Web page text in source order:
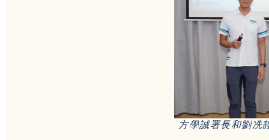
方學誠署長和劉冼